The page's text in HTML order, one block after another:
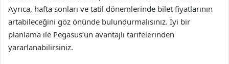
Ayrıca, hafta sonları ve tatil dönemlerinde bilet fiyatlarının
artabileceğini göz önünde bulundurmalısınız. İyi bir
planlama ile Pegasus’un avantajlı tarifelerinden
yararlanabilirsiniz.